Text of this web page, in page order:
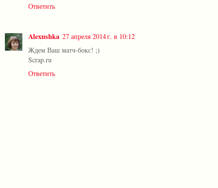
Ответить
Alexushka 27 апреля 2014 г. в 10:12
Ждем Ваш матч-бокс! ;)
Scrap.ru
Ответить